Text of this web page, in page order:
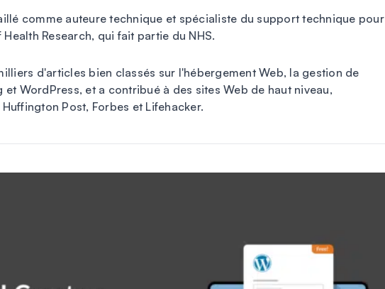
comme auteure technique et spécialiste du support technique pour
Research, qui fait partie du NHS.
d'articles bien classés sur l'hébergement Web, la gestion de
et WordPress, et a contribué à des sites Web de haut niveau,
Post, Forbes et Lifehacker.